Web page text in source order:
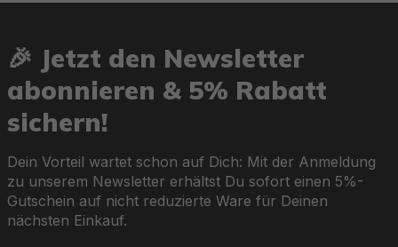
🎉 Jetzt den Newsletter
abonnieren & 5% Rabatt
sichern!
Dein Vorteil wartet schon auf Dich: Mit der Anmeldung
zu unserem Newsletter erhältst Du sofort einen 5%-
Gutschein auf nicht reduzierte Ware für Deinen
nächsten Einkauf.